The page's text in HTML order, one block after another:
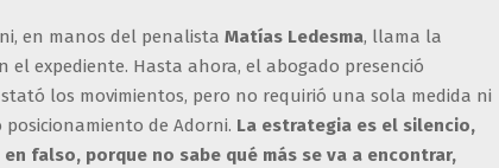
en manos del penalista Matías Ledesma, llama la
el expediente. Hasta ahora, el abogado presenció
los movimientos, pero no requirió una sola medida ni
de Adorni. La estrategia es el silencio,
falso, porque no sabe qué más se va a encontrar,